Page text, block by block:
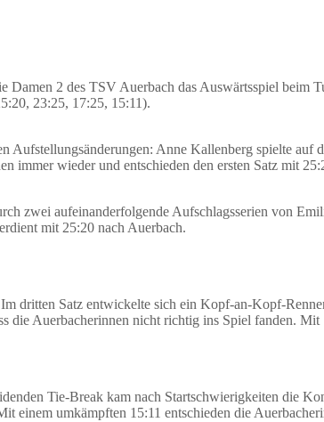
Damen 2 des TSV Auerbach das Auswärtsspiel
23:25, 17:25, 15:11).
Aufstellungsänderungen: Anne Kallenberg spielte
immer wieder und entschieden den ersten Satz mit
zwei aufeinanderfolgende Aufschlagsserien von
mit 25:20 nach Auerbach.
dritten Satz entwickelte sich ein Kopf-an-Kopf-
die Auerbacherinnen nicht richtig ins Spiel fanden.
Tie-Break kam nach Startschwierigkeiten die
einem umkämpften 15:11 entschieden die